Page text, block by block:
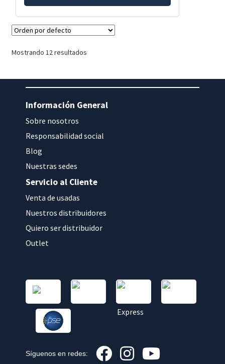
Mostrando 12 resultados
Información General
Sobre nosotros
Responsabilidad social
Blog
Nuestras sedes
Servicio al Cliente
Venta de usadas
Nuestros distribuidores
Quiero ser distribuidor
Outlet
Síguenos en redes: